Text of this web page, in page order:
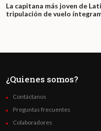
La capitana más joven de
tripulación de vuelo
¿Quienes somos?
Contáctanos
Preguntas frecuentes
Colaboradores